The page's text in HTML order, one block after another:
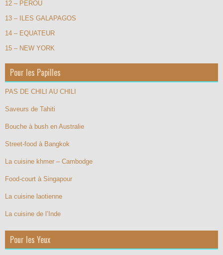
12 – PEROU
13 – ILES GALAPAGOS
14 – EQUATEUR
15 – NEW YORK
Pour les Papilles
PAS DE CHILI AU CHILI
Saveurs de Tahiti
Bouche à bush en Australie
Street-food à Bangkok
La cuisine khmer – Cambodge
Food-court à Singapour
La cuisine laotienne
La cuisine de l’Inde
Pour les Yeux